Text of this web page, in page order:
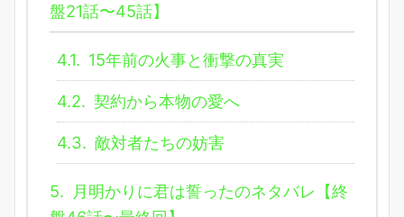
盤21話〜45話】
4.1. 15年前の火事と衝撃の真実
4.2. 契約から本物の愛へ
4.3. 敵対者たちの妨害
5.
月明かりに君は誓ったのネタバレ【終